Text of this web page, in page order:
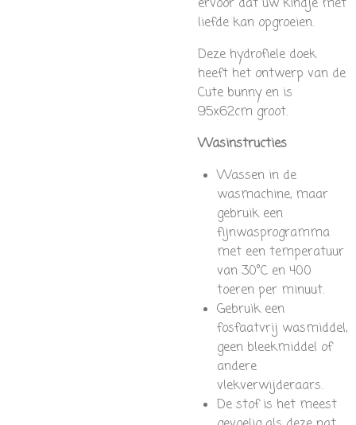
ervoor dat uw kindje met
liefde kan opgroeien.
Deze hydrofiele doek
heeft het ontwerp van de
Cute bunny en is
95x62cm groot.
Wasinstructies
Wassen in de
wasmachine, maar
gebruik een
fijnwasprogramma
met een temperatuur
van 30°C en 400
toeren per minuut.
Gebruik een
fosfaatvrij wasmiddel,
geen bleekmiddel of
andere
vlekverwijderaars.
De stof is het meest